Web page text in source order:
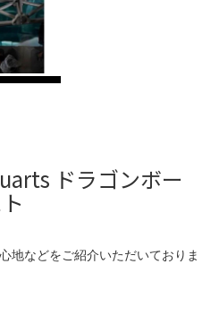
ドラゴンボー
地などをご紹介いただいておりま